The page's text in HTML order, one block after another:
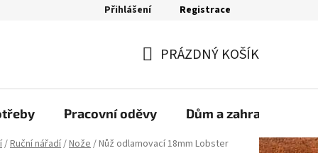
Přihlášení Registrace
KOŠÍK
PRÁZDNÝ KOŠÍK
Pracovní oděvy Dům a zahrada
/Ruční nářadí/Nože/Nůž odlamovací 18mm Lobster